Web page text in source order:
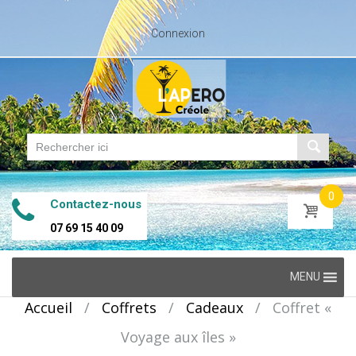
Connexion
Contactez-nous
07 69 15 40 09
0
content
MENU
Accueil / Coffrets / Cadeaux /
Coffret «
Voyage aux îles »